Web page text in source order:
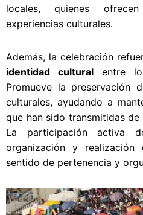
locales, quienes
experiencias culturales.
Además, la celebración
identidad culturalentre
Promueve la preservación
culturales, ayudando a
que han sido transmitidas
La participación activa
organización y
sentido de pertenencia y